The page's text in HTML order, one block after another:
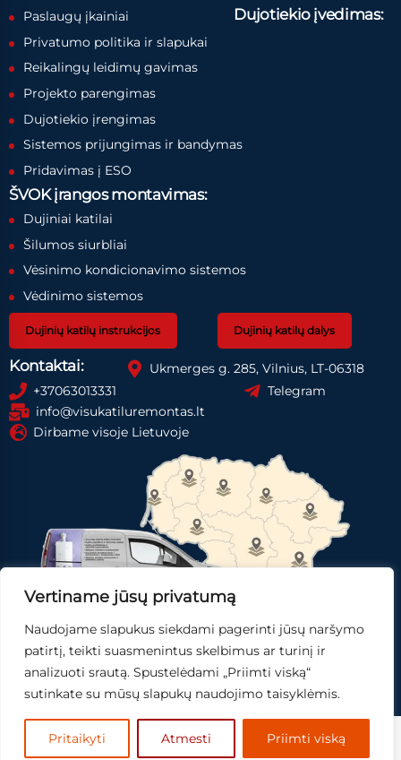
Vertiname jūsų privatumą
Naudojame slapukus siekdami pagerinti jūsų naršymo
patirtį, teikti suasmenintus skelbimus ar turinį ir
analizuoti srautą. Spustelėdami „Priimti viską“
sutinkate su mūsų slapukų naudojimo taisyklėmis.
Pritaikyti Atmesti Priimti viską
Paslaugų įkainiai
Privatumo politika ir slapukai
Dujotiekio įvedimas:
Reikalingų leidimų gavimas
Projekto parengimas
Dujotiekio įrengimas
Sistemos prijungimas ir bandymas
Pridavimas į ESO
ŠVOK įrangos montavimas:
Dujiniai katilai
Šilumos siurbliai
Vėsinimo kondicionavimo sistemos
Vėdinimo sistemos
Dujinių katilų instrukcijos Dujinių katilų dalys
Kontaktai:
Ukmerges g. 285, Vilnius, LT-06318
+37063013331
Telegram
info@visukatiluremontas.lt
Dirbame visoje Lietuvoje
Registruotis paslaugai Gauti pasiūlymą
© 2025 Mingo IT, sprendimai.